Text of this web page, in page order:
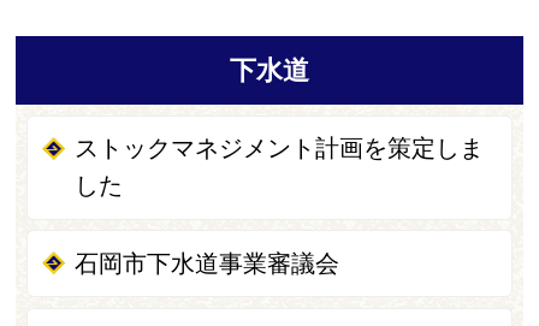
下水道
ストックマネジメント計画を策定しま
した
石岡市下水道事業審議会